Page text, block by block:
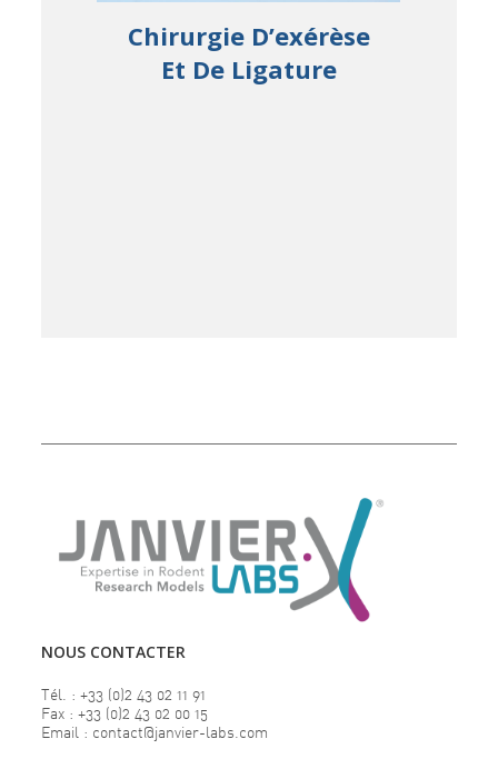
Chirurgie D’exérèse
Et De Ligature
NOUS CONTACTER
Tél. : +33 (0)2 43 02 11 91
Fax : +33 (0)2 43 02 00 15
Email : contact@janvier-labs.com